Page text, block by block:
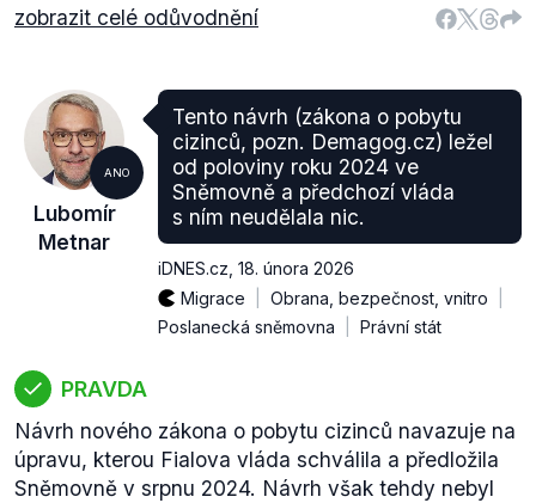
zobrazit celé odůvodnění
ANO
Lubomír
Metnar
Tento návrh (zákona o pobytu
cizinců, pozn. Demagog.cz) ležel
od poloviny roku 2024 ve
Sněmovně a předchozí vláda
s ním neudělala nic.
iDNES.cz 18. února 2026
Migrace
Obrana, bezpečnost, vnitro
Poslanecká sněmovna
Právní stát
PRAVDA
Návrh nového zákona o pobytu cizinců navazuje na
úpravu, kterou Fialova vláda schválila a předložila
Sněmovně v srpnu 2024. Návrh však tehdy nebyl